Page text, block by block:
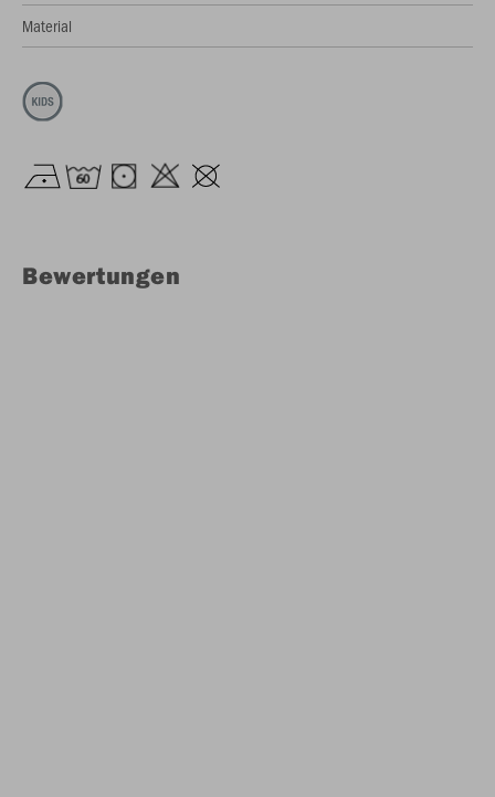
Material
Bewertungen